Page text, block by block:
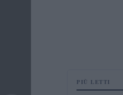
PIÙ LETTI